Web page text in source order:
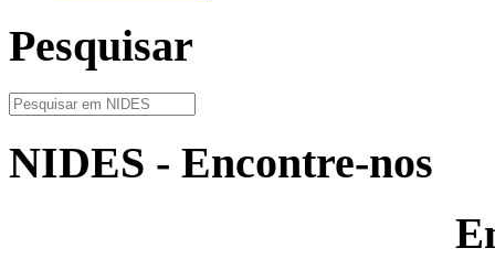
Pesquisar
NIDES - Encontre-nos